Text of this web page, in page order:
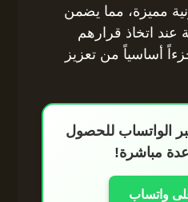
مميزة، مما يضمن
عند اتخاذ قرارهم
أساسياً من تعزيز
الواتساب للحصول
مباشرة!
واتساب